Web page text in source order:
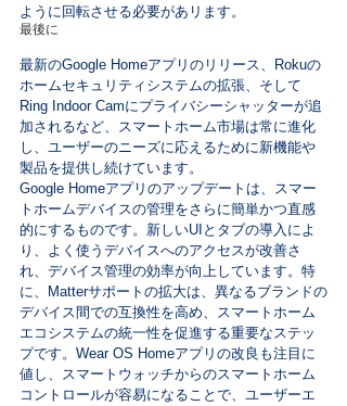
ように回転させる必要があリます。
最後に
最新のGoogle Homeアプリのリリース、Rokuの
ホームセキュリティシステムの拡張、そして
Ring Indoor Camにプライバシーシャッターが追
加されるなど、スマートホーム市場は常に進化
し、ユーザーのニーズに応えるために新機能や
製品を提供し続けています。
Google Homeアプリのアップデートは、スマー
トホームデバイスの管理をさらに簡単かつ直感
的にするものです。新しいUIとタブの導入によ
り、よく使うデバイスへのアクセスが改善さ
れ、デバイス管理の効率が向上しています。特
に、Matterサポートの拡大は、異なるブランドの
デバイス間での互換性を高め、スマートホーム
エコシステムの統一性を促進する重要なステッ
プです。Wear OS Homeアプリの改良も注目に
値し、スマートウォッチからのスマートホーム
コントロールが容易になることで、ユーザーエ